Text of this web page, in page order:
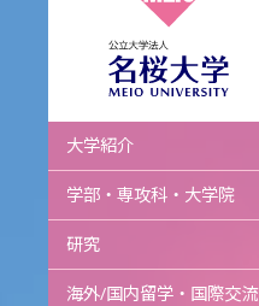
大学紹介
学部・専攻科・大学院
研究
海外/国内留学・国際交流